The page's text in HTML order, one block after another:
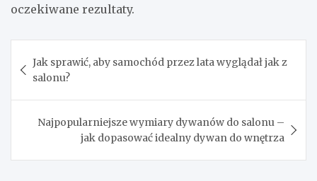
oczekiwane rezultaty.
wpisu
Jak sprawić, aby samochód przez lata wyglądał jak z
salonu?
Najpopularniejsze wymiary dywanów do salonu –
jak dopasować idealny dywan do wnętrza